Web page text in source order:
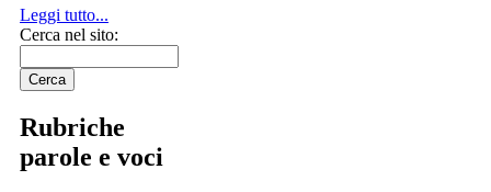
Leggi tutto...
Cerca nel sito:
Rubriche
parole e voci